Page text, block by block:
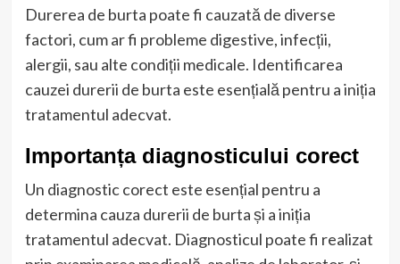
Durerea de burta poate fi cauzată de diverse
factori, cum ar fi probleme digestive, infecții,
alergii, sau alte condiții medicale. Identificarea
cauzei durerii de burta este esențială pentru a iniția
tratamentul adecvat.
Importanța diagnosticului corect
Un diagnostic corect este esențial pentru a
determina cauza durerii de burta și a iniția
tratamentul adecvat. Diagnosticul poate fi realizat